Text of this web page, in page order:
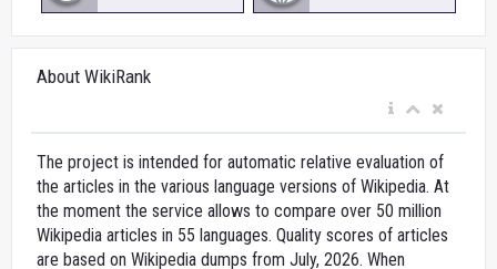
About WikiRank
The project is intended for automatic relative evaluation of
the articles in the various language versions of Wikipedia. At
the moment the service allows to compare over 50 million
Wikipedia articles in 55 languages. Quality scores of articles
are based on Wikipedia dumps from July, 2026. When